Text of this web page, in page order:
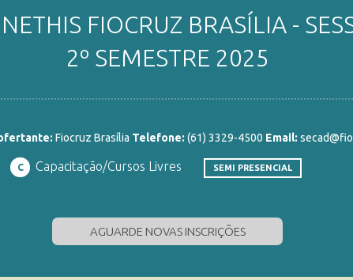
FIOCRUZ BRASÍLIA -
2º SEMESTRE 2025
Fiocruz Brasília Telefone: (61) 3329-4500 Email:
C Capacitação/Cursos Livres SEMI PRESENCIAL
AGUARDE NOVAS INSCRIÇÕES